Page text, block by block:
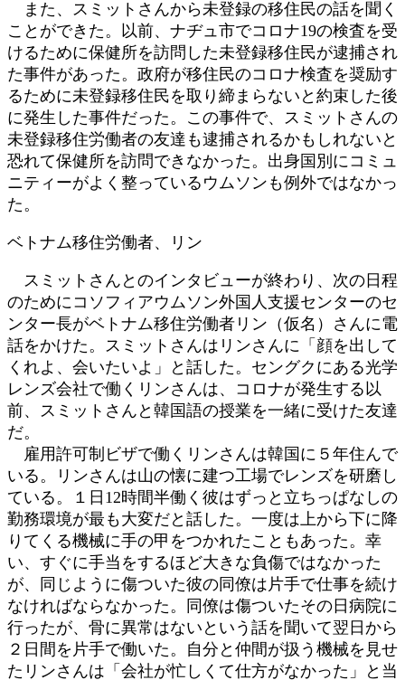
また、スミットさんから未登録の移住民の話を聞く
ことができた。以前、ナヂュ市でコロナ19の検査を受
けるために保健所を訪問した未登録移住民が逮捕され
た事件があった。政府が移住民のコロナ検査を奨励す
るために未登録移住民を取り締まらないと約束した後
に発生した事件だった。この事件で、スミットさんの
未登録移住労働者の友達も逮捕されるかもしれないと
恐れて保健所を訪問できなかった。出身国別にコミュ
ニティーがよく整っているウムソンも例外ではなかっ
た。
ベトナム移住労働者、リン
スミットさんとのインタビューが終わり、次の日程
のためにコソフィアウムソン外国人支援センターのセ
ンター長がベトナム移住労働者リン（仮名）さんに電
話をかけた。スミットさんはリンさんに「顔を出して
くれよ、会いたいよ」と話した。セングクにある光学
レンズ会社で働くリンさんは、コロナが発生する以
前、スミットさんと韓国語の授業を一緒に受けた友達
だ。
雇用許可制ビザで働くリンさんは韓国に５年住んで
いる。リンさんは山の懐に建つ工場でレンズを研磨し
ている。１日12時間半働く彼はずっと立ちっぱなしの
勤務環境が最も大変だと話した。一度は上から下に降
りてくる機械に手の甲をつかれたこともあった。幸
い、すぐに手当をするほど大きな負傷ではなかった
が、同じように傷ついた彼の同僚は片手で仕事を続け
なければならなかった。同僚は傷ついたその日病院に
行ったが、骨に異常はないという話を聞いて翌日から
２日間を片手で働いた。自分と仲間が扱う機械を見せ
たリンさんは「会社が忙しくて仕方がなかった」と当